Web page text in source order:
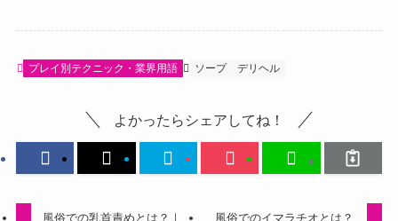
プレイ別テクニック・業界用語 ソープ デリヘル
よかったらシェアしてね！
風俗での乳首責めとは？｜
風俗でのイマラチオとは？